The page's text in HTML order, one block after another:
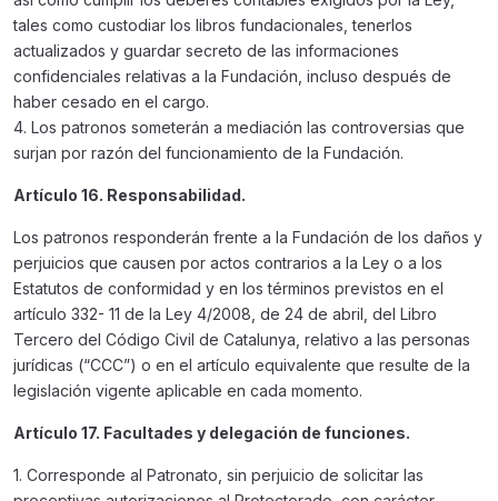
tales como custodiar los libros fundacionales, tenerlos
actualizados y guardar secreto de las informaciones
confidenciales relativas a la Fundación, incluso después de
haber cesado en el cargo.
4. Los patronos someterán a mediación las controversias que
surjan por razón del funcionamiento de la Fundación.
Artículo 16. Responsabilidad.
Los patronos responderán frente a la Fundación de los daños y
perjuicios que causen por actos contrarios a la Ley o a los
Estatutos de conformidad y en los términos previstos en el
artículo 332- 11 de la Ley 4/2008, de 24 de abril, del Libro
Tercero del Código Civil de Catalunya, relativo a las personas
jurídicas (“CCC”) o en el artículo equivalente que resulte de la
legislación vigente aplicable en cada momento.
Artículo 17. Facultades y delegación de funciones.
1. Corresponde al Patronato, sin perjuicio de solicitar las